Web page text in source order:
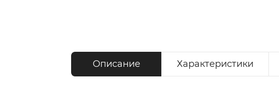
Описание Характеристики